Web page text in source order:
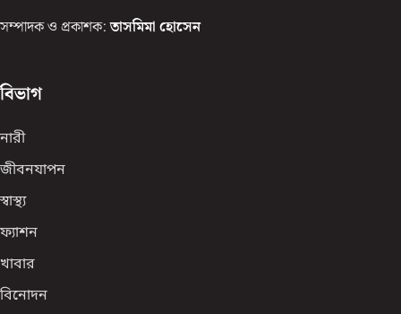
সম্পাদক ও প্রকাশক: তাসমিমা হোসেন
বিভাগ
নারী
জীবনযাপন
স্বাস্থ্য
ফ্যাশন
খাবার
বিনোদন